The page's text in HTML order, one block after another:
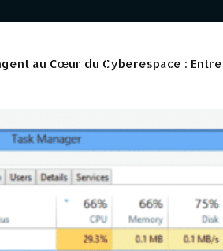
au Cœur du Cyberespace : Entre